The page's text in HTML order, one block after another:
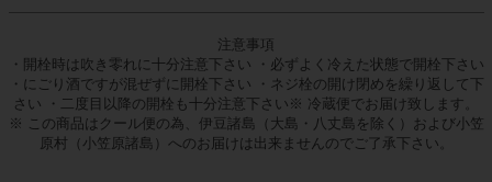
注意事項
・開栓時は吹き零れに十分注意下さい ・必ずよく冷えた状態で開栓下さい
・にごり酒ですが混ぜずに開栓下さい ・ネジ栓の開け閉めを繰り返して下
さい ・二度目以降の開栓も十分注意下さい※ 冷蔵便でお届け致します。
※ この商品はクール便の為、伊豆諸島（大島・八丈島を除く）および小笠
原村（小笠原諸島）へのお届けは出来ませんのでご了承下さい。